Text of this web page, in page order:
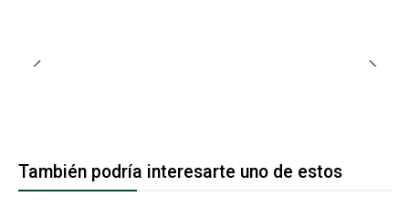
También podría interesarte uno de estos